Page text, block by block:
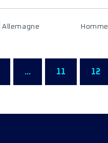
Allemagne Homme
... 11 12